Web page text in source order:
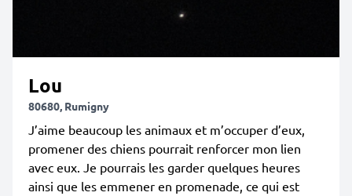
Lou
80680, Rumigny
J’aime beaucoup les animaux et m’occuper d’eux,
promener des chiens pourrait renforcer mon lien
avec eux. Je pourrais les garder quelques heures
ainsi que les emmener en promenade, ce qui est